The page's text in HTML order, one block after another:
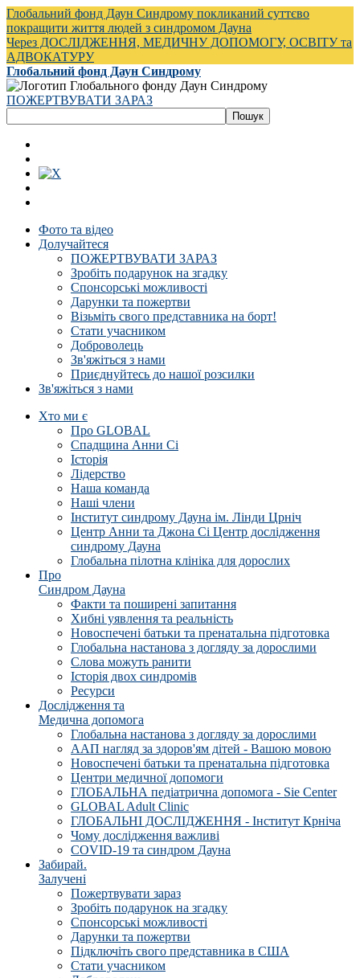
Глобальний фонд Даун Синдрому покликаний суттєво
покращити життя людей з синдромом Дауна
Через ДОСЛІДЖЕННЯ, МЕДИЧНУ ДОПОМОГУ, ОСВІТУ та
АДВОКАТУРУ
Глобальний фонд Даун Синдрому
ПОЖЕРТВУВАТИ ЗАРАЗ
Фото та відео
Долучайтеся
ПОЖЕРТВУВАТИ ЗАРАЗ
Зробіть подарунок на згадку
Спонсорські можливості
Дарунки та пожертви
Візьміть свого представника на борт!
Стати учасником
Доброволець
Зв'яжіться з нами
Приєднуйтесь до нашої розсилки
Зв'яжіться з нами
Хто ми є
Про GLOBAL
Спадщина Анни Сі
Історія
Лідерство
Наша команда
Наші члени
Інститут синдрому Дауна ім. Лінди Црніч
Центр Анни та Джона Сі Центр дослідження
синдрому Дауна
Глобальна пілотна клініка для дорослих
Про
Синдром Дауна
Факти та поширені запитання
Хибні уявлення та реальність
Новоспечені батьки та пренатальна підготовка
Глобальна настанова з догляду за дорослими
Слова можуть ранити
Історія двох синдромів
Ресурси
Дослідження та
Медична допомога
Глобальна настанова з догляду за дорослими
ААП нагляд за здоров'ям дітей - Вашою мовою
Новоспечені батьки та пренатальна підготовка
Центри медичної допомоги
ГЛОБАЛЬНА педіатрична допомога - Sie Center
GLOBAL Adult Clinic
ГЛОБАЛЬНІ ДОСЛІДЖЕННЯ - Інститут Крніча
Чому дослідження важливі
COVID-19 та синдром Дауна
Забирай.
Залучені
Пожертвувати зараз
Зробіть подарунок на згадку
Спонсорські можливості
Дарунки та пожертви
Підключіть свого представника в США
Стати учасником